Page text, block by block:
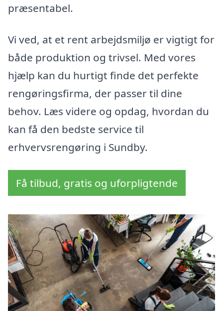
præsentabel.
Vi ved, at et rent arbejdsmiljø er vigtigt for
både produktion og trivsel. Med vores
hjælp kan du hurtigt finde det perfekte
rengøringsfirma, der passer til dine
behov. Læs videre og opdag, hvordan du
kan få den bedste service til
erhvervsrengøring i Sundby.
Få tilbud, gratis og uforpligtende